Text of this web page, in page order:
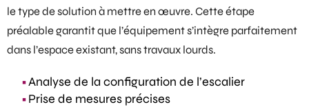
le type de solution à mettre en œuvre. Cette étape
préalable garantit que l’équipement s’intègre parfaitement
dans l’espace existant, sans travaux lourds.
Analyse de la configuration de l’escalier
Prise de mesures précises